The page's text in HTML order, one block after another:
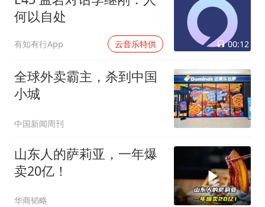
何以自处
有知有行App 云音乐特供 00:12
全球外卖霸主，杀到中国
小城
中国新闻周刊
山东人的萨莉亚，一年爆
卖20亿！
华商韬略